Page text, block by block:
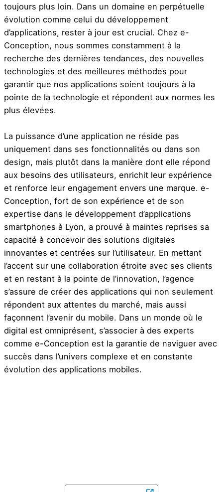
toujours plus loin. Dans un domaine en perpétuelle
évolution comme celui du développement
d’applications, rester à jour est crucial. Chez e-
Conception, nous sommes constamment à la
recherche des dernières tendances, des nouvelles
technologies et des meilleures méthodes pour
garantir que nos applications soient toujours à la
pointe de la technologie et répondent aux normes les
plus élevées.
La puissance d’une application ne réside pas
uniquement dans ses fonctionnalités ou dans son
design, mais plutôt dans la manière dont elle répond
aux besoins des utilisateurs, enrichit leur expérience
et renforce leur engagement envers une marque. e-
Conception, fort de son expérience et de son
expertise dans le développement d’applications
smartphones à Lyon, a prouvé à maintes reprises sa
capacité à concevoir des solutions digitales
innovantes et centrées sur l’utilisateur. En mettant
l’accent sur une collaboration étroite avec ses clients
et en restant à la pointe de l’innovation, l’agence
s’assure de créer des applications qui non seulement
répondent aux attentes du marché, mais aussi
façonnent l’avenir du mobile. Dans un monde où le
digital est omniprésent, s’associer à des experts
comme e-Conception est la garantie de naviguer avec
succès dans l’univers complexe et en constante
évolution des applications mobiles.